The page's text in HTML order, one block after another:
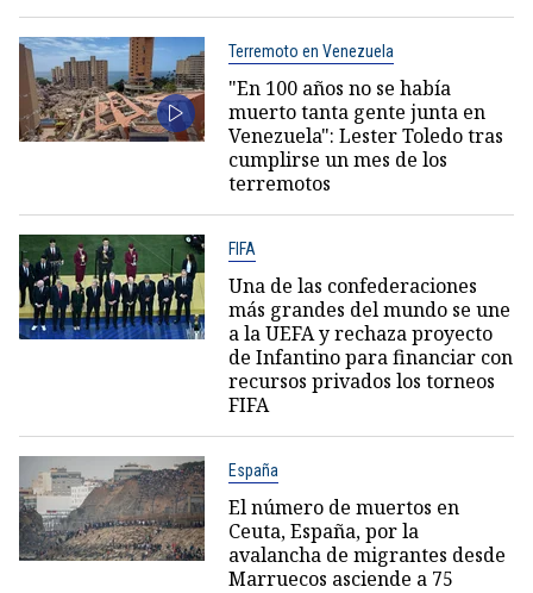
Terremoto en Venezuela
"En 100 años no se había
muerto tanta gente junta en
Venezuela": Lester Toledo tras
cumplirse un mes de los
terremotos
FIFA
Una de las confederaciones
más grandes del mundo se une
a la UEFA y rechaza proyecto
de Infantino para financiar con
recursos privados los torneos
FIFA
España
El número de muertos en
Ceuta, España, por la
avalancha de migrantes desde
Marruecos asciende a 75